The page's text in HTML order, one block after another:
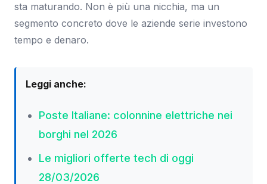
sta maturando. Non è più una nicchia, ma un
segmento concreto dove le aziende serie investono
tempo e denaro.
Leggi anche:
Poste Italiane: colonnine elettriche nei
borghi nel 2026
Le migliori offerte tech di oggi
28/03/2026